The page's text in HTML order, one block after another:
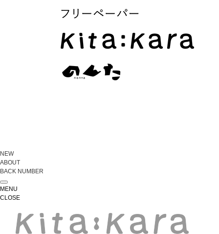
NEW
ABOUT
BACK NUMBER
MENU
CLOSE